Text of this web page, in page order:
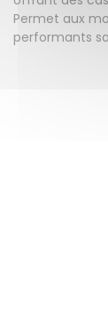
Permet aux
performants